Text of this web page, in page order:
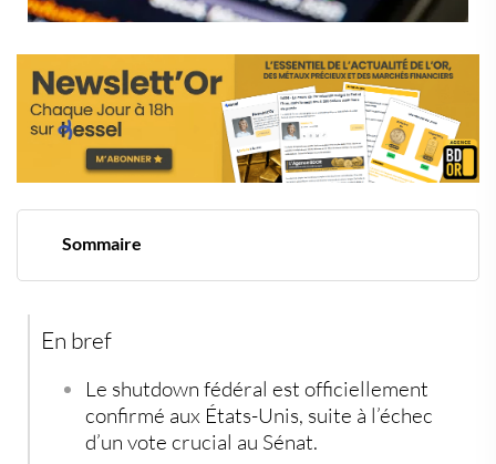
Sommaire
En bref
Le shutdown fédéral est officiellement
confirmé aux États-Unis, suite à l’échec
d’un vote crucial au Sénat.